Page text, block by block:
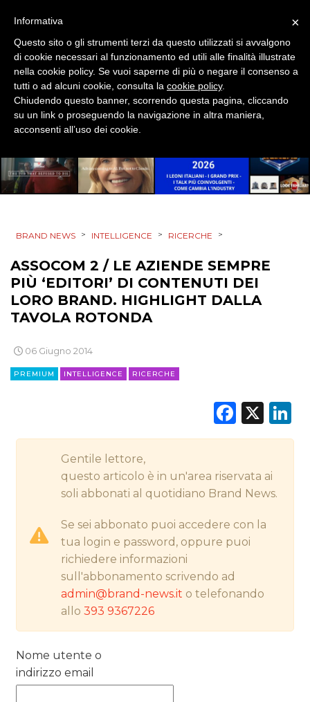
EVENTI
MOBILE
PROMOZIONI
PRODOTTI
PUNTI VENDITA
STRATEGIE
DIGITALE
RADIO / AUDIO
PREVISIONI/SCENARI
BRAND NEWS > INTELLIGENCE > RICERCHE >
ASSOCOM 2 / LE AZIENDE SEMPRE
PIÙ ‘EDITORI’ DI CONTENUTI DEI
LORO BRAND. HIGHLIGHT DALLA
TAVOLA ROTONDA
06 Giugno 2014
PREMIUM INTELLIGENCE RICERCHE
X
Gentile lettore,
questo articolo è in un'area riservata ai
soli abbonati al quotidiano Brand News.
Se sei abbonato puoi accedere con la
tua login e password, oppure puoi
richiedere informazioni
sull'abbonamento scrivendo ad
admin@brand-news.it o telefonando
allo393 9367226
Nome utente o
indirizzo email
×
Informativa
Questo sito o gli strumenti terzi da questo utilizzati si avvalgono
di cookie necessari al funzionamento ed utili alle finalità illustrate
nella cookie policy. Se vuoi saperne di più o negare il consenso a
tutti o ad alcuni cookie, consulta la cookie policy.
Chiudendo questo banner, scorrendo questa pagina, cliccando
su un link o proseguendo la navigazione in altra maniera,
acconsenti all’uso dei cookie.